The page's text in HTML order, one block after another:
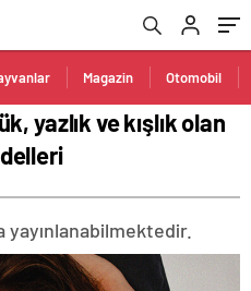
Magazin Otomobil
yazlık ve kışlık olan
yayınlanabilmektedir.